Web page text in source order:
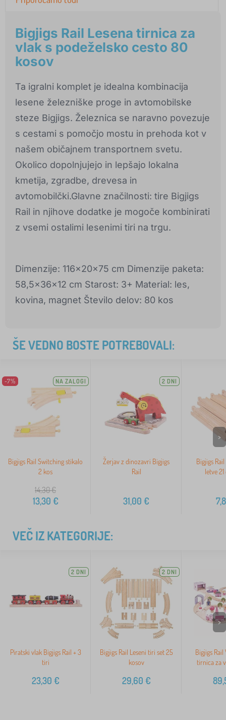
Bigjigs Rail Lesena tirnica za
vlak s podeželsko cesto 80
kosov
Ta igralni komplet je idealna kombinacija
lesene železniške proge in avtomobilske
steze Bigjigs. Železnica se naravno povezuje
s cestami s pomočjo mostu in prehoda kot v
našem običajnem transportnem svetu.
Okolico dopolnjujejo in lepšajo lokalna
kmetija, zgradbe, drevesa in
avtomobilčki.Glavne značilnosti: tire Bigjigs
Rail in njihove dodatke je mogoče kombinirati
z vsemi ostalimi lesenimi tiri na trgu.
Dimenzije: 116x20x75 cm Dimenzije paketa:
58,5x36x12 cm Starost: 3+ Material: les,
kovina, magnet Število delov: 80 kos
ŠE VEDNO BOSTE POTREBOVALI:
-7% NA ZALOGI
Bigjigs Rail Switching stikalo
2 kos
14,30€
13,30 €
2 DNI
Žerjav z dinozavri Bigjigs
Rail
31,00 €
Bigjigs
letve
>
VEČ IZ KATEGORIJE:
2 DNI
Piratski vlak Bigjigs Rail + 3
tiri
23,30 €
2 DNI
Bigjigs Rail Leseni tiri set 25
kosov
29,60 €
Bigjigs Rail
tirnica za
>